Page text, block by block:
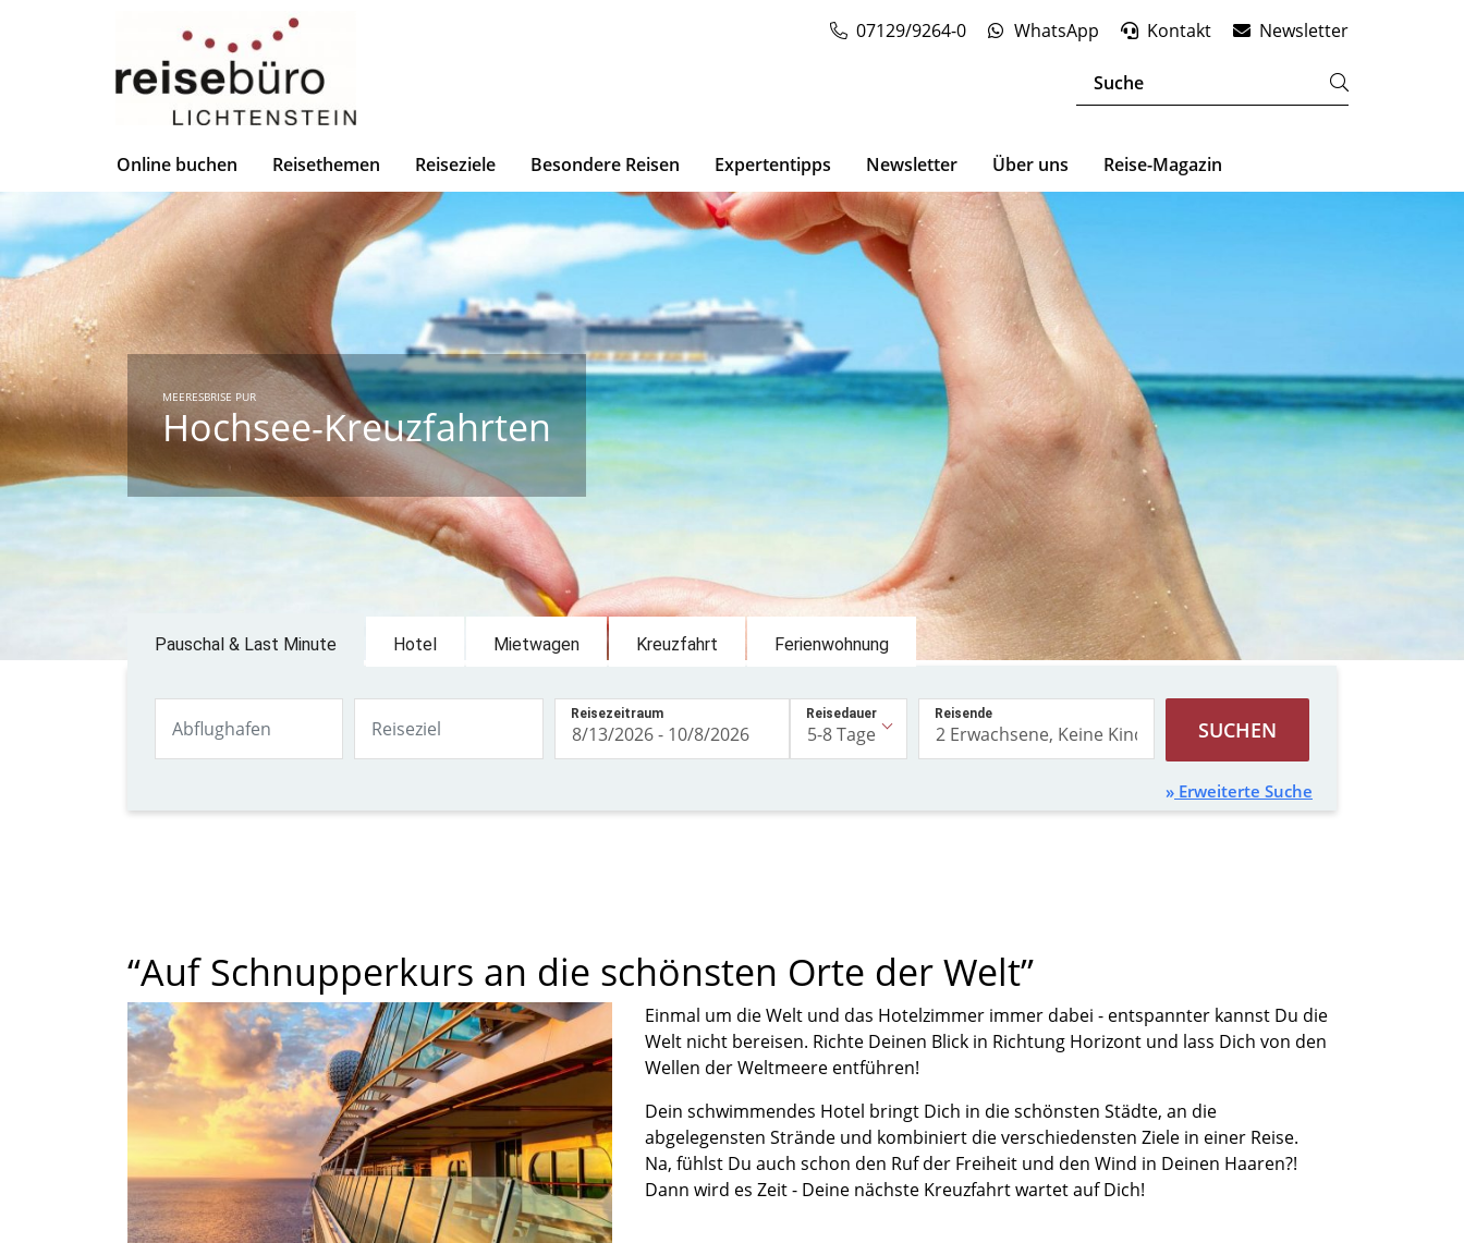
07129/9264-0 WhatsApp Kontakt Newsletter
Online buchen Reisethemen Reiseziele Besondere Reisen Expertentipps Newsletter Über uns Reise-Magazin
MEERESBRISE PUR
Hochsee-Kreuzfahrten
Pauschal & Last Minute Hotel Mietwagen Kreuzfahrt Ferienwohnung
Reisezeitraum Reisedauer Reisende
SUCHEN
Erweiterte Suche
“Auf Schnupperkurs an die schönsten Orte der Welt”
Einmal um die Welt und das Hotelzimmer immer dabei - entspannter kannst Du die
Welt nicht bereisen. Richte Deinen Blick in Richtung Horizont und lass Dich von den
Wellen der Weltmeere entführen!
Dein schwimmendes Hotel bringt Dich in die schönsten Städte, an die
abgelegensten Strände und kombiniert die verschiedensten Ziele in einer Reise.
Na, fühlst Du auch schon den Ruf der Freiheit und den Wind in Deinen Haaren?!
Dann wird es Zeit- Deine nächste Kreuzfahrt wartet auf Dich!